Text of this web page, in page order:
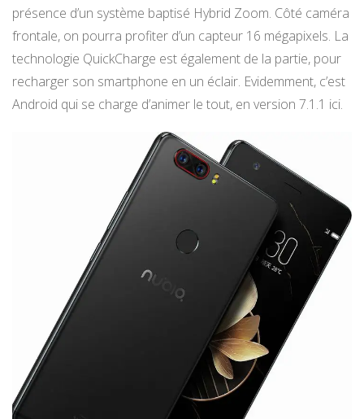
présence d’un système baptisé Hybrid Zoom. Côté caméra
frontale, on pourra profiter d’un capteur 16 mégapixels. La
technologie QuickCharge est également de la partie, pour
recharger son smartphone en un éclair. Evidemment, c’est
Android qui se charge d’animer le tout, en version 7.1.1 ici.